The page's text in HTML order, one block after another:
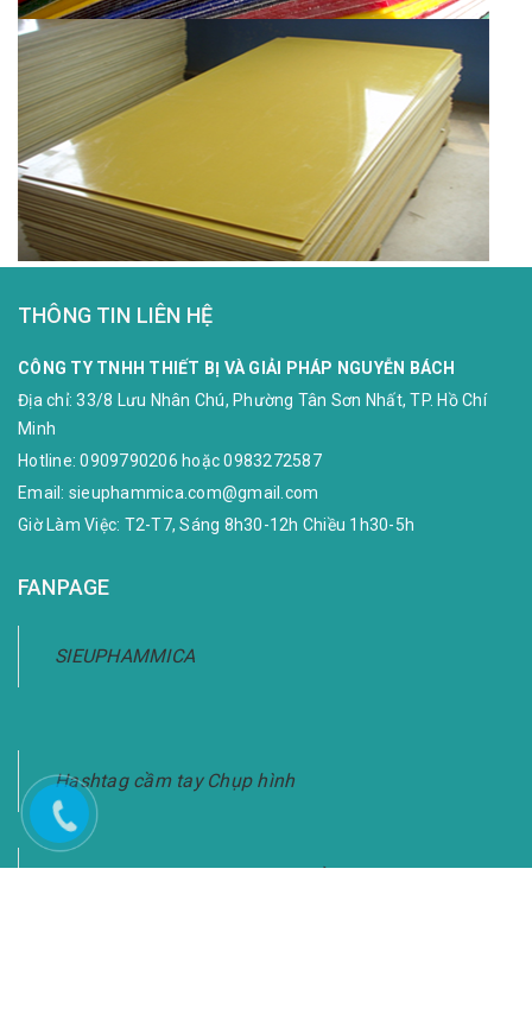
THÔNG TIN LIÊN HỆ
CÔNG TY TNHH THIẾT BỊ VÀ GIẢI PHÁP NGUYỄN BÁCH
Địa chỉ:33/8 Lưu Nhân Chú, Phường Tân Sơn Nhất, TP. Hồ Chí
Minh
Hotline:0909790206 hoặc0983272587
Email: sieuphammica.com@gmail.com
Giờ Làm Việc: T2-T7, Sáng 8h30-12h Chiều 1h30-5h
FANPAGE
SIEUPHAMMICA
Hashtag cầm tay Chụp hình